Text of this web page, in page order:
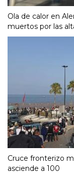
Ola de calor en
muertos por las
Cruce fronterizo
asciende a 100